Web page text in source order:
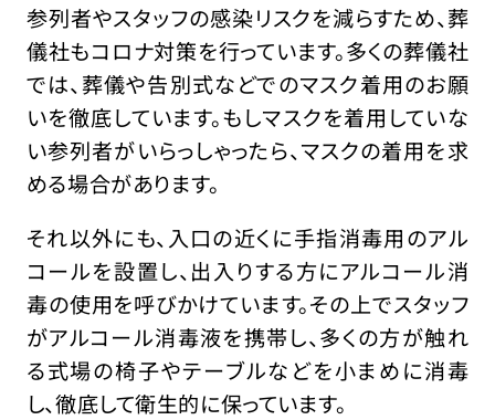
参列者やスタッフの感染リスクを減らすため、葬
儀社もコロナ対策を行っています。多くの葬儀社
では、葬儀や告別式などでのマスク着用のお願
いを徹底しています。もしマスクを着用していな
い参列者がいらっしゃったら、マスクの着用を求
める場合があります。
それ以外にも、入口の近くに手指消毒用のアル
コールを設置し、出入りする方にアルコール消
毒の使用を呼びかけています。その上でスタッフ
がアルコール消毒液を携帯し、多くの方が触れ
る式場の椅子やテーブルなどを小まめに消毒
し、徹底して衛生的に保っています。